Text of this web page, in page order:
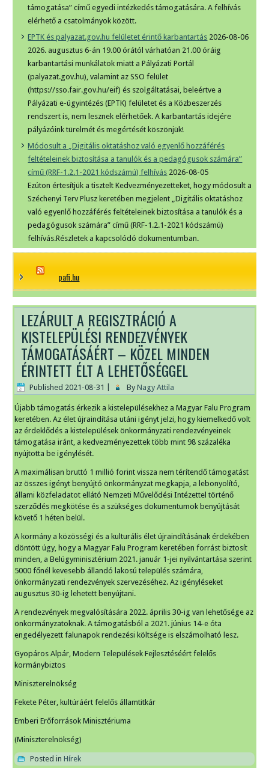
támogatása” című egyedi intézkedés támogatására. A felhívás
elérhető a csatolmányok között.
EPTK és palyazat.gov.hu felületet érintő karbantartás 2026-08-06
2026. augusztus 6-án 19.00 órától várhatóan 21.00 óráig
karbantartási munkálatok miatt a Pályázati Portál
(palyazat.gov.hu), valamint az SSO felület
(https://sso.fair.gov.hu/eif) és szolgáltatásai, beleértve a
Pályázati e-ügyintézés (EPTK) felületet és a Közbeszerzés
rendszert is, nem lesznek elérhetőek. A karbantartás idejére
pályázóink türelmét és megértését köszönjük!
Módosult a „Digitális oktatáshoz való egyenlő hozzáférés
feltételeinek biztosítása a tanulók és a pedagógusok számára”
című (RRF-1.2.1-2021 kódszámú) felhívás 2026-08-05
Ezúton értesítjük a tisztelt Kedvezményezetteket, hogy módosult a
Széchenyi Terv Plusz keretében megjelent „Digitális oktatáshoz
való egyenlő hozzáférés feltételeinek biztosítása a tanulók és a
pedagógusok számára” című (RRF-1.2.1-2021 kódszámú)
felhívás.Részletek a kapcsolódó dokumentumban.
pafi.hu
LEZÁRULT A REGISZTRÁCIÓ A
KISTELEPÜLÉSI RENDEZVÉNYEK
TÁMOGATÁSÁÉRT – KÖZEL MINDEN
ÉRINTETT ÉLT A LEHETŐSÉGGEL
Published 2021-08-31 By Nagy Attila
Újabb támogatás érkezik a kistelepülésekhez a Magyar Falu Program
keretében. Az élet újraindítása utáni igényt jelzi, hogy kiemelkedő volt
az érdeklődés a kistelepülések önkormányzati rendezvényeinek
támogatása iránt, a kedvezményezettek több mint 98 százaléka
nyújtotta be igénylését.
A maximálisan bruttó 1 millió forint vissza nem térítendő támogatást
az összes igényt benyújtó önkormányzat megkapja, a lebonyolító,
állami közfeladatot ellátó Nemzeti Művelődési Intézettel történő
szerződés megkötése és a szükséges dokumentumok benyújtását
követő 1 héten belül.
A kormány a közösségi és a kulturális élet újraindításának érdekében
döntött úgy, hogy a Magyar Falu Program keretében forrást biztosít
minden, a Belügyminisztérium 2021. január 1-jei nyilvántartása szerint
5000 főnél kevesebb állandó lakosú település számára,
önkormányzati rendezvények szervezéséhez. Az igényléseket
augusztus 30-ig lehetett benyújtani.
A rendezvények megvalósítására 2022. április 30-ig van lehetősége az
önkormányzatoknak. A támogatásból a 2021. június 14-e óta
engedélyezett falunapok rendezési költsége is elszámolható lesz.
Gyopáros Alpár, Modern Települések Fejlesztéséért felelős
kormánybiztos
Miniszterelnökség
Fekete Péter, kultúráért felelős államtitkár
Emberi Erőforrások Minisztériuma
(Miniszterelnökség)
Posted in Hírek